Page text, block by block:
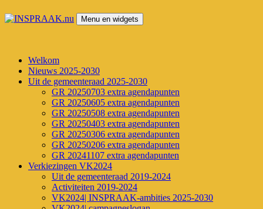
naar
Menu en widgets
Welkom
Nieuws 2025-2030
Uit de gemeenteraad 2025-2030
GR 20250703 extra agendapunten
GR 20250605 extra agendapunten
GR 20250508 extra agendapunten
GR 20250403 extra agendapunten
GR 20250306 extra agendapunten
GR 20250206 extra agendapunten
GR 20241107 extra agendapunten
Verkiezingen VK2024
Uit de gemeenteraad 2019-2024
Activiteiten 2019-2024
VK2024| INSPRAAK-ambities 2025-2030